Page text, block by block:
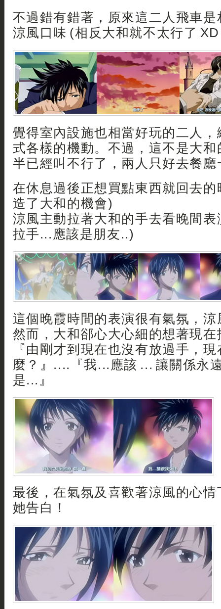
不過錯有錯著，原來這二人飛車
涼風口味 (相反大和就不太行了
覺得室內設施也相當好玩的二人
式各樣的機動。不過，這不是大
半已經叫不行了，兩人只好去餐廳
在休息過後正想買點東西就回去
造了大和的機會)
涼風主動拉著大和的手去看晚間
拉手...應該是朋友..)
這個晚霞時間的表演很有氣氛，
然而，大和郤心大心細的想著現
『由剛才到現在也沒有放過手，
麼？』....『我...應該 ... 讓關係永
是...』
最後，在氣氛及喜歡著涼風的心
她告白！